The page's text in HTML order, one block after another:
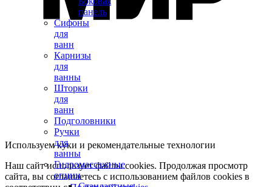
панель
Сифоны
для
ванн
Карнизы
для
ванны
Шторки
для
ванн
Подголовники
Ручки
для
ванны
Гидромассажные
опции
Используем куки и рекомендательные технологии
Наш сайт использует файлы cookies. Продолжая просмотр
сайта, вы соглашаетесь с использованием файлов cookies в